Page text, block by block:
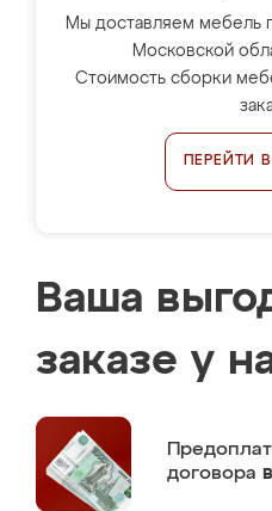
Мы доставляем мебель
Московской
Стоимость сборки
ПЕРЕЙТИ
Ваша
заказе у
договора